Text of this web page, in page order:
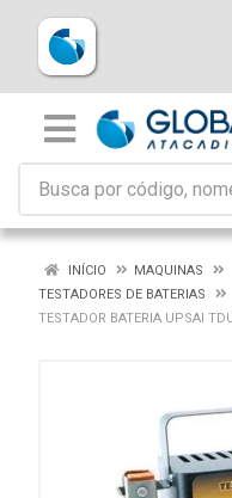
INÍCIO
MAQUINAS
TESTADORES DE BATERIAS
TESTADOR BATERIA UPSAI